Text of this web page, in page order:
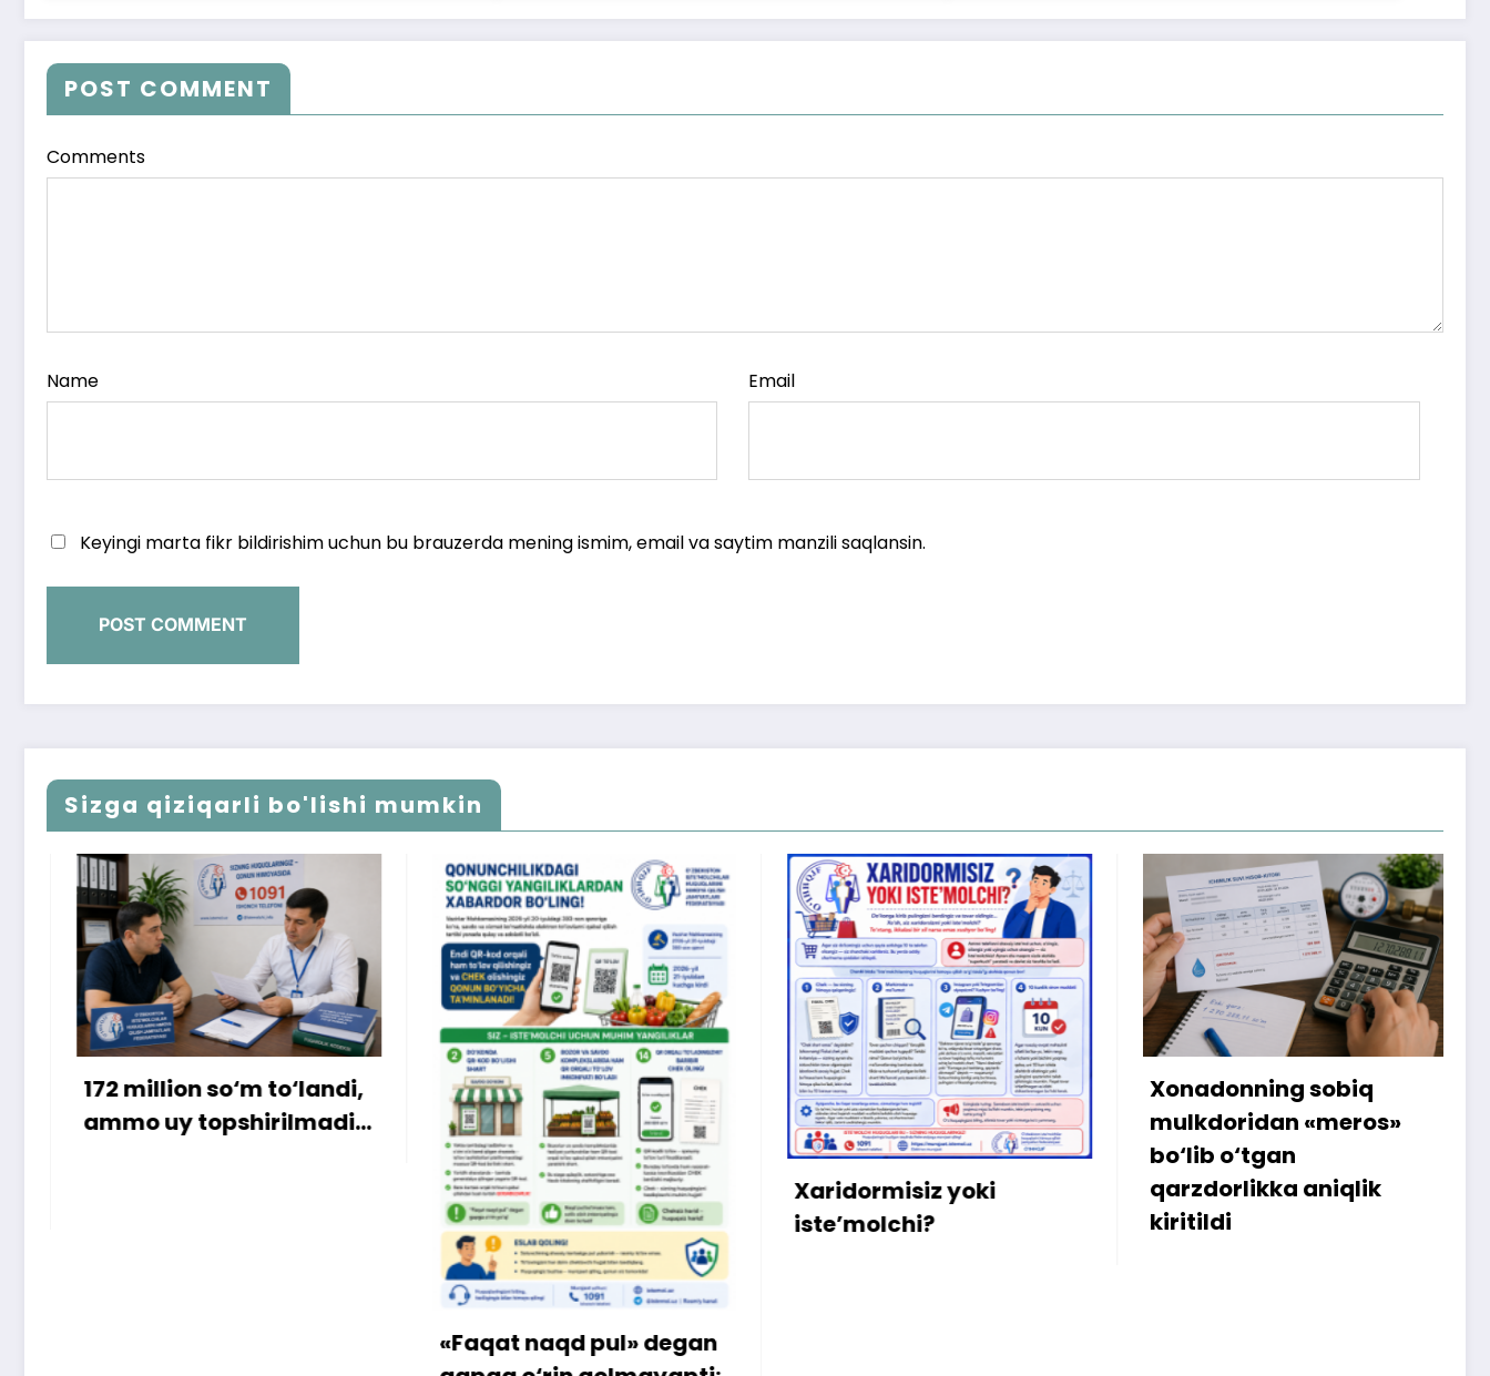
POST COMMENT
Comments
Name Email
Keyingi marta fikr bildirishim uchun bu brauzerda mening ismim, email va saytim manzili saqlansin.
Sizga qiziqarli bo'lishi mumkin
to‘landi,
«Faqat naqd pul» degan
Xaridormisiz yoki
iste’molchi?
Xonadonning sobiq
mulkdoridan «meros»
bo‘lib o‘tgan
qarzdorlikka aniqlik
kiritildi
Internetdagi xarid
amalga oshmagani
sababli 300 ming
iste’molchiga